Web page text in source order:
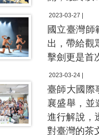
2023-03-27 |
國立臺灣
出，帶給觀
擊劍更是首
2023-03-24 |
臺師大國際
襄盛舉，並
進行解說，
對臺灣的茶